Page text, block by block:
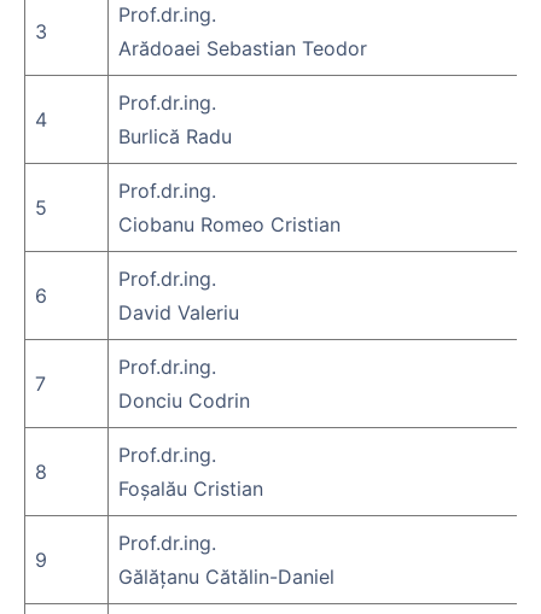
3
Prof.dr.ing.
Arădoaei Sebastian Teodor
4
Prof.dr.ing.
Burlică Radu
5
Prof.dr.ing.
Ciobanu Romeo Cristian
6
Prof.dr.ing.
David Valeriu
7
Prof.dr.ing.
Donciu Codrin
8
Prof.dr.ing.
Foşalău Cristian
9
Prof.dr.ing.
Gălățanu Cătălin-Daniel